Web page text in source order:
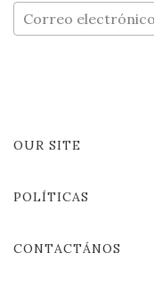
OUR SITE
POLÍTICAS
CONTACTÁNOS